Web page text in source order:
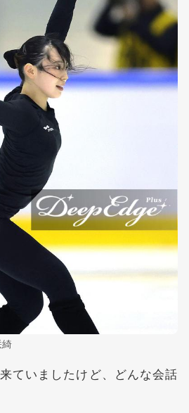
ていましたけど、どんな会話